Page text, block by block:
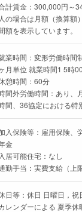
計賃金：300,000円～
人の場合は月額（換算額
額を表示しています。
業時間：変形労働時間
月単位 就業時間1 5時
憩時間：60分
間外労働時間：あり、
間、36協定における特
入保険等：雇用保険、
金
入居可能住宅：なし
勤手当：実費支給（上
日等：休日 日曜日，
レンダーによる 夏季